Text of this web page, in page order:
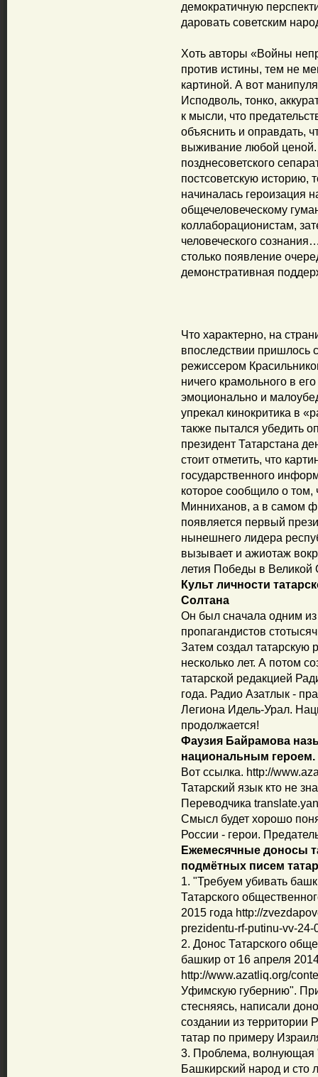
демократичную
даровать советским
Хоть авторы «Войны
против истины, тем не
картиной. А вот
Исподволь, тонко,
к мысли, что
объяснить и оправдать,
выживание любой
позднесоветского
постсоветскую историю,
начиналась героизация
общечеловеческому
коллаборационистам,
человеческого
столько появление
демонстративная
Что характерно, на
впоследствии пришлось
режиссером
ничего крамольного в
эмоционально и
упрекал кинокритика в
также пытался убедить
президент Татарстана
стоит отметить, что
государственного
которое сообщило о том,
Минниханов, а в самом
появляется первый
нынешнего лидера
вызывает и ажиотаж
летия Победы в Великой
Культ личности
Солтана
Он был сначала одним
пропагандистов
Затем создал татарскую
несколько лет. А потом
татарской редакцией
года. Радио Азатлык -
Легиона Идель-Урал.
продолжается!
Фаузия Байрамова
национальным героем.
Вот ссылка. http://
Татарский язык кто не
Переводчика
Смысл будет хорошо
России - герои.
Ежемесячные доносы
подмётных писем
1. "Требуем убивать
Татарского
2015 года http://
prezidentu-rf-putinu-vv-24-
2. Донос Татарского
башкир от 16 апреля
http://www.azatliq.org/
Уфимскую губернию".
стесняясь, написали
создании из территории
татар по примеру
3. Проблема, волнующая
Башкирский народ и сто